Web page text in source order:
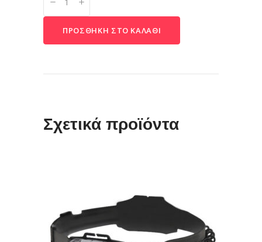
ΠΡΟΣΘΉΚΗ ΣΤΟ ΚΑΛΆΘΙ
Σχετικά προϊόντα
ΠΡΟΣΘΉΚΗ ΣΤΟ ΚΑΛΆΘΙ